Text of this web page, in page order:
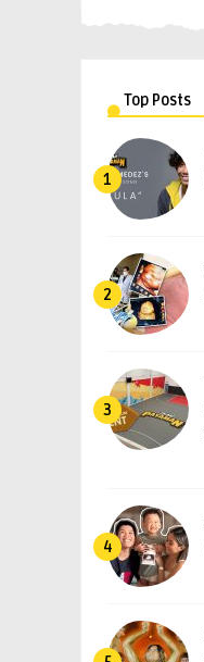
Top Posts
1
2
3
4